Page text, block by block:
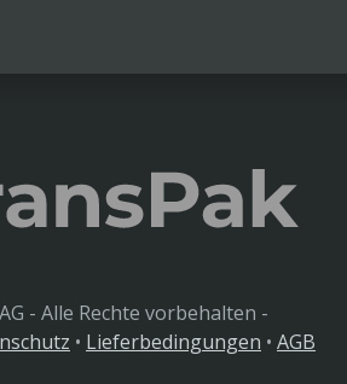
- Alle Rechte vorbehalten -
• Lieferbedingungen • AGB